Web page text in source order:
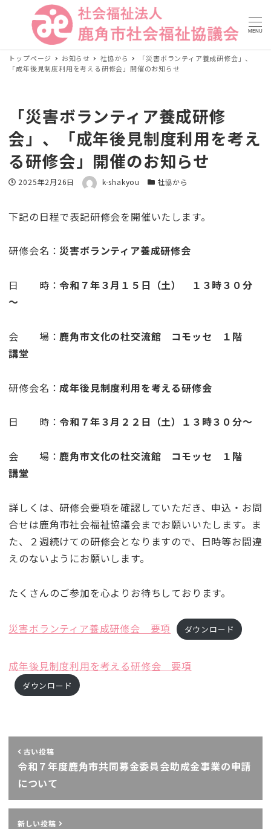
MENU
トップページ お知らせ 社協から
「災害ボランティア養成研修会」、
「成年後見制度利用を考える研修会」開催のお知らせ
「災害ボランティア養成研修
会」、「成年後見制度利用を考え
る研修会」開催のお知らせ
投稿日
2025年2月26日 著者 k-shakyou カテゴリー
社協から
下記の日程で表記研修会を開催いたします。
研修会名：災害ボランティア養成研修会
日 時：令和７年３月１５日（土） １３時３０分
～
会 場：鹿角市文化の杜交流館 コモッセ １階
講堂
研修会名： 成年後見制度利用を考える研修会
日 時：令和７年３月２２日（土）１３時３０分～
会 場：鹿角市文化の杜交流館 コモッセ １階
講堂
詳しくは、研修会要項を確認していただき、申込・お問
合せは鹿角市社会福祉協議会までお願いいたします。ま
た、２週続けての研修会となりますので、日時等お間違
えのないようにお願いします。
たくさんのご参加を心よりお待ちしております。
災害ボランティア養成研修会 要項 ダウンロード
成年後見制度利用を考える研修会 要項
ダウンロード
古い投稿
令和７年度鹿角市共同募金委員会助成金事業の申請
について
新しい投稿